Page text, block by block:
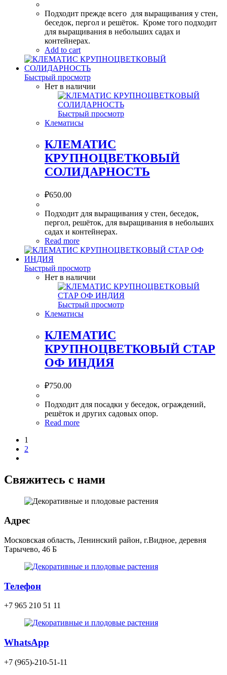
Подходит прежде всего для выращивания у стен,
беседок, пергол и решёток. Кроме того подходит
для выращивания в небольших садах и
контейнерах.
Add to cart
Быстрый просмотр
Нет в наличии
Быстрый просмотр
Клематисы
КЛЕМАТИС
КРУПНОЦВЕТКОВЫЙ
СОЛИДАРНОСТЬ
₽650.00
Подходит для выращивания у стен, беседок,
пергол, решёток, для выращивания в небольших
садах и контейнерах.
Read more
Быстрый просмотр
Нет в наличии
Быстрый просмотр
Клематисы
КЛЕМАТИС
КРУПНОЦВЕТКОВЫЙ СТАР
ОФ ИНДИЯ
₽750.00
Подходит для посадки у беседок, ограждений,
решёток и других садовых опор.
Read more
1
2
Свяжитесь с нами
Адрес
Московская область, Ленинский район, г.Видное, деревня
Тарычево, 46 Б
Телефон
+7 965 210 51 11
WhatsApp
+7 (965)-210-51-11